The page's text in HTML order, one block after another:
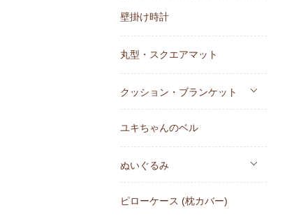
壁掛け時計
丸型・スクエアマット
クッション・ブランケット
ユキちゃんのベル
ぬいぐるみ
ピローケース (枕カバー)